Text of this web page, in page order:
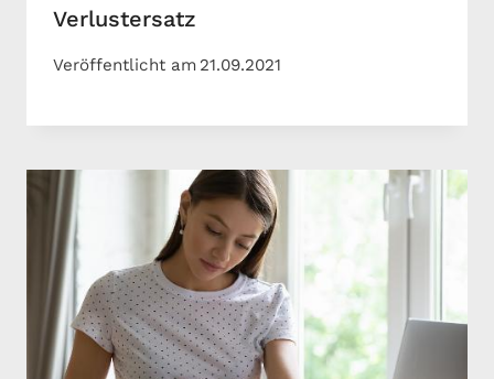
Verlustersatz
Veröffentlicht am 21.09.2021